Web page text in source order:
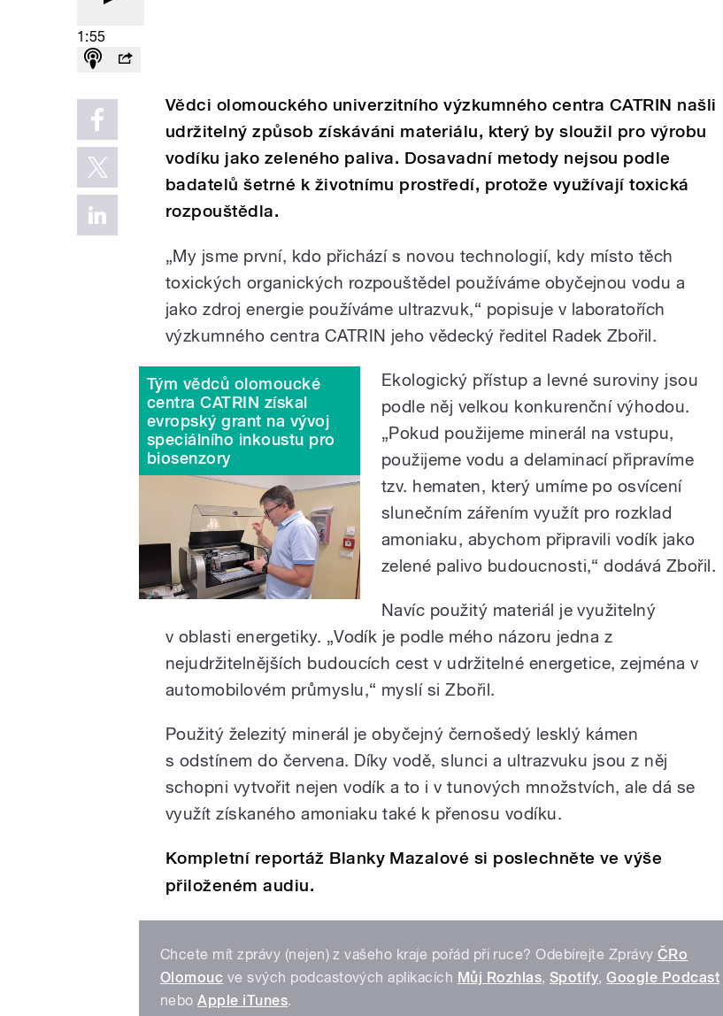
1:55
Vědci olomouckého univerzitního výzkumného centra CATRIN našli
udržitelný způsob získáváni materiálu, který by sloužil pro výrobu
vodíku jako zeleného paliva. Dosavadní metody nejsou podle
badatelů šetrné k životnímu prostředí, protože využívají toxická
rozpouštědla.
„My jsme první, kdo přichází s novou technologií, kdy místo těch
toxických organických rozpouštědel používáme obyčejnou vodu a
jako zdroj energie používáme ultrazvuk,“ popisuje v laboratořích
výzkumného centra CATRIN jeho vědecký ředitel Radek Zbořil.
Tým vědců olomoucké
centra CATRIN získal
evropský grant na vývoj
speciálního inkoustu pro
biosenzory
Ekologický přístup a levné suroviny jsou
podle něj velkou konkurenční výhodou.
„Pokud použijeme minerál na vstupu,
použijeme vodu a delaminací připravíme
tzv. hematen, který umíme po osvícení
slunečním zářením využít pro rozklad
amoniaku, abychom připravili vodík jako
zelené palivo budoucnosti,“ dodává Zbořil.
Navíc použitý materiál je využitelný
v oblasti energetiky. „Vodík je podle mého názoru jedna z
nejudržitelnějších budoucích cest v udržitelné energetice, zejména v
automobilovém průmyslu,“ myslí si Zbořil.
Použitý železitý minerál je obyčejný černošedý lesklý kámen
s odstínem do červena. Díky vodě, slunci a ultrazvuku jsou z něj
schopni vytvořit nejen vodík a to i v tunových množstvích, ale dá se
využít získaného amoniaku také k přenosu vodíku.
Kompletní reportáž Blanky Mazalové si poslechněte ve výše
přiloženém audiu.
Chcete mít zprávy (nejen) z vašeho kraje pořád při ruce? Odebírejte Zprávy ČRo
Olomouc ve svých podcastových aplikacích Můj Rozhlas, Spotify,Google Podcast
neboApple iTunes.